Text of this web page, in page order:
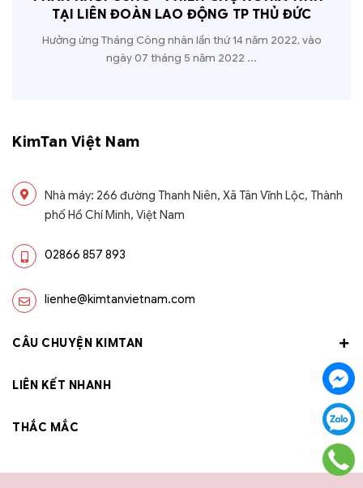
TẠI LIÊN ĐOÀN LAO ĐỘNG TP THỦ ĐỨC
Hưởng ứng Tháng Công nhân lần thứ 14 năm 2022, vào
ngày 07 tháng 5 năm 2022 ...
KimTan Việt Nam
Nhà máy: 266 đường Thanh Niên, Xã Tân Vĩnh Lộc, Thành
phố Hồ Chí Minh, Việt Nam
02866 857 893
lienhe@kimtanvietnam.com
CÂU CHUYỆN KIMTAN
LIÊN KẾT NHANH
THẮC MẮC